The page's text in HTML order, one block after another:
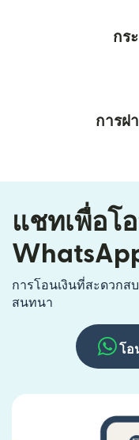
กร
การฝ
แชทเพื่อโ
การโอนเงินที่สะดวกส
สนทนา
โอ